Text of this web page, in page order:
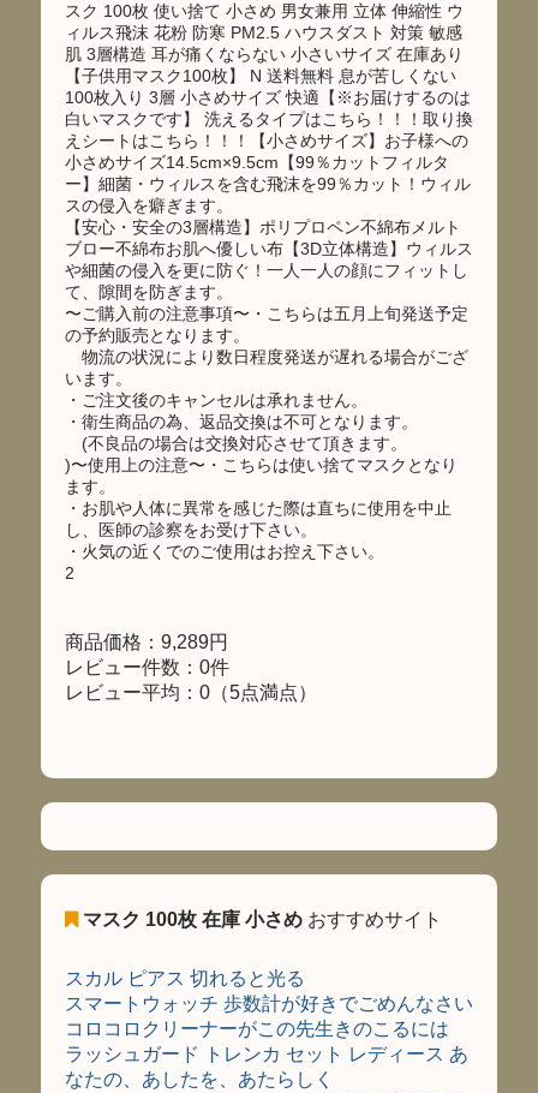
スク 100枚 使い捨て 小さめ 男女兼用 立体 伸縮性 ウ
ィルス飛沫 花粉 防寒 PM2.5 ハウスダスト 対策 敏感
肌 3層構造 耳が痛くならない 小さいサイズ 在庫あり
【子供用マスク100枚】 N 送料無料 息が苦しくない
100枚入り 3層 小さめサイズ 快適【※お届けするのは
白いマスクです】 洗えるタイプはこちら！！！取り換
えシートはこちら！！！【小さめサイズ】お子様への
小さめサイズ14.5cm×9.5cm【99％カットフィルタ
ー】細菌・ウィルスを含む飛沫を99％カット！ウィル
スの侵入を癖ぎます。
【安心・安全の3層構造】ポリプロペン不綿布メルト
ブロー不綿布お肌へ優しい布【3D立体構造】ウィルス
や細菌の侵入を更に防ぐ！一人一人の顔にフィットし
て、隙間を防ぎます。
〜ご購入前の注意事項〜・こちらは五月上旬発送予定
の予約販売となります。
物流の状況により数日程度発送が遅れる場合がござ
います。
・ご注文後のキャンセルは承れません。
・衛生商品の為、返品交換は不可となります。
(不良品の場合は交換対応させて頂きます。
)〜使用上の注意〜・こちらは使い捨てマスクとなり
ます。
・お肌や人体に異常を感じた際は直ちに使用を中止
し、医師の診察をお受け下さい。
・火気の近くでのご使用はお控え下さい。
2
商品価格：9,289円
レビュー件数：0件
レビュー平均：0（5点満点）
マスク 100枚 在庫 小さめおすすめサイト
スカル ピアス 切れると光る
スマートウォッチ 歩数計が好きでごめんなさい
コロコロクリーナーがこの先生きのこるには
ラッシュガード トレンカ セット レディース あ
なたの、あしたを、あたらしく